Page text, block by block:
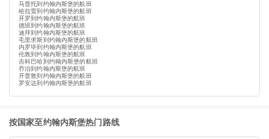
马普托到约翰内斯堡的航班
哈拉雷到约翰内斯堡的航班
开罗到约翰内斯堡的航班
德班到约翰内斯堡的航班
迪拜到约翰内斯堡的航班
毛里求斯到约翰内斯堡的航班
内罗毕到约翰内斯堡的航班
伦敦到约翰内斯堡的航班
吉科巴哈到约翰内斯堡的航班
乔治到约翰内斯堡的航班
开普敦到约翰内斯堡的航班
罗安达到约翰内斯堡的航班
按国家至约翰内斯堡热门路线